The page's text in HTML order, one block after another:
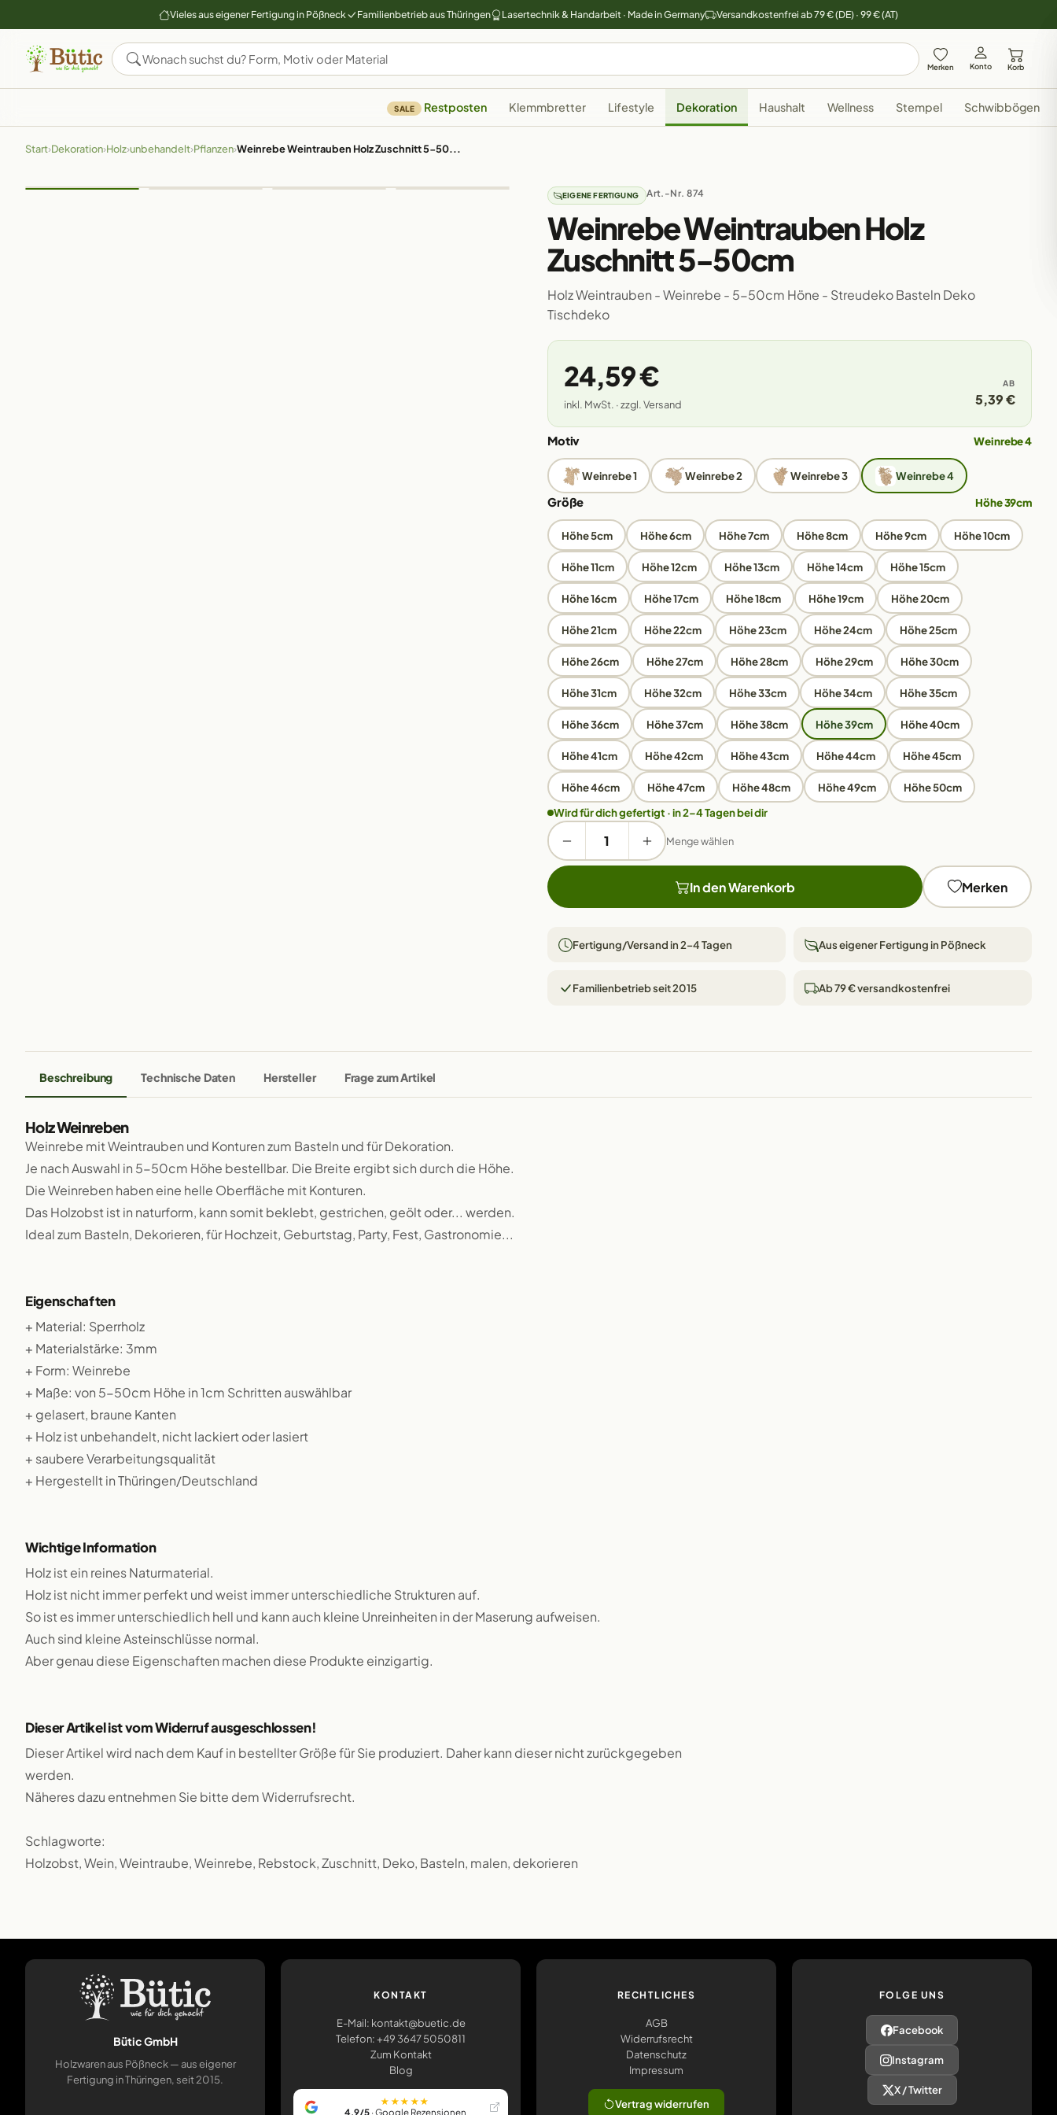
Vieles aus eigener Fertigung in Pößneck Familienbetrieb aus Thüringen Lasertechnik & Handarbeit · Made in Germany Versandkostenfrei ab 79 € (DE) · 99 € (AT)
Merken Konto Korb
SALE Restposten Klemmbretter Lifestyle Dekoration Haushalt Wellness Stempel Schwibbögen
Start›Dekoration›Holz›unbehandelt›Pflanzen›Weinrebe Weintrauben Holz Zuschnitt 5-50...
EIGENE FERTIGUNG Art.-Nr. 874
Weinrebe Weintrauben Holz
Zuschnitt 5-50cm
Holz Weintrauben - Weinrebe - 5-50cm Höne - Streudeko Basteln Deko
Tischdeko
24,59 €
inkl. MwSt. · zzgl. Versand
AB
5,39 €
Motiv Weinrebe 4
Weinrebe 1 Weinrebe 2 Weinrebe 3 Weinrebe 4
Größe Höhe 39cm
Höhe 5cm Höhe 6cm Höhe 7cm Höhe 8cm Höhe 9cm Höhe 10cm
Höhe 11cm Höhe 12cm Höhe 13cm Höhe 14cm Höhe 15cm
Höhe 16cm Höhe 17cm Höhe 18cm Höhe 19cm Höhe 20cm
Höhe 21cm Höhe 22cm Höhe 23cm Höhe 24cm Höhe 25cm
Höhe 26cm Höhe 27cm Höhe 28cm Höhe 29cm Höhe 30cm
Höhe 31cm Höhe 32cm Höhe 33cm Höhe 34cm Höhe 35cm
Höhe 36cm Höhe 37cm Höhe 38cm Höhe 39cm Höhe 40cm
Höhe 41cm Höhe 42cm Höhe 43cm Höhe 44cm Höhe 45cm
Höhe 46cm Höhe 47cm Höhe 48cm Höhe 49cm
Höhe 50cm
Wird für dich gefertigt · in 2–4 Tagen bei dir
Menge wählen
In den Warenkorb Merken
Fertigung/Versand in 2–4 Tagen Aus eigener Fertigung in Pößneck
Familienbetrieb seit 2015 Ab 79 € versandkostenfrei
Beschreibung Technische Daten Hersteller Frage zum Artikel
Holz Weinreben
Weinrebe mit Weintrauben und Konturen zum Basteln und für Dekoration.
Je nach Auswahl in 5-50cm Höhe bestellbar. Die Breite ergibt sich durch die Höhe.
Die Weinreben haben eine helle Oberfläche mit Konturen.
Das Holzobst ist in naturform, kann somit beklebt, gestrichen, geölt oder... werden.
Ideal zum Basteln, Dekorieren, für Hochzeit, Geburtstag, Party, Fest, Gastronomie...
Eigenschaften
+ Material: Sperrholz
+ Materialstärke: 3mm
+ Form: Weinrebe
+ Maße: von 5-50cm Höhe in 1cm Schritten auswählbar
+ gelasert, braune Kanten
+ Holz ist unbehandelt, nicht lackiert oder lasiert
+ saubere Verarbeitungsqualität
+ Hergestellt in Thüringen/Deutschland
Wichtige Information
Holz ist ein reines Naturmaterial.
Holz ist nicht immer perfekt und weist immer unterschiedliche Strukturen auf.
So ist es immer unterschiedlich hell und kann auch kleine Unreinheiten in der Maserung aufweisen.
Auch sind kleine Asteinschlüsse normal.
Aber genau diese Eigenschaften machen diese Produkte einzigartig.
Dieser Artikel ist vom Widerruf ausgeschlossen!
Dieser Artikel wird nach dem Kauf in bestellter Größe für Sie produziert. Daher kann dieser nicht zurückgegeben
werden.
Näheres dazu entnehmen Sie bitte dem Widerrufsrecht.
Schlagworte:
Holzobst, Wein, Weintraube, Weinrebe, Rebstock, Zuschnitt, Deko, Basteln, malen, dekorieren
Bütic GmbH
Holzwaren aus Pößneck — aus eigener
Fertigung in Thüringen, seit 2015.
KONTAKT
E-Mail: kontakt@buetic.de
Telefon: +49 3647 5050811
Zum Kontakt
Blog
★★★★★
4,9/5 · Google Rezensionen
RECHTLICHES
AGB
Widerrufsrecht
Datenschutz
Impressum
Vertrag widerrufen
FOLGE UNS
Facebook
Instagram
X / Twitter